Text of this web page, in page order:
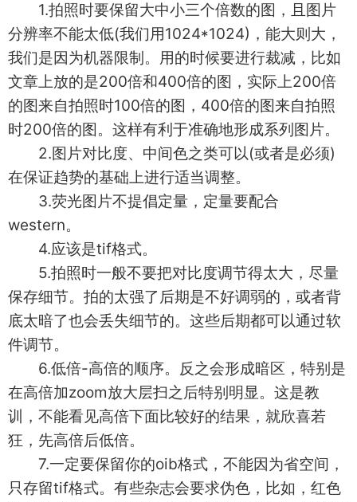
1.拍照时要保留大中小三个倍数的图，且图片
分辨率不能太低(我们用1024*1024)，能大则大，
我们是因为机器限制。用的时候要进行裁减，比如
文章上放的是200倍和400倍的图，实际上200倍
的图来自拍照时100倍的图，400倍的图来自拍照
时200倍的图。这样有利于准确地形成系列图片。
2.图片对比度、中间色之类可以(或者是必须)
在保证趋势的基础上进行适当调整。
3.荧光图片不提倡定量，定量要配合
western。
4.应该是tif格式。
5.拍照时一般不要把对比度调节得太大，尽量
保存细节。拍的太强了后期是不好调弱的，或者背
底太暗了也会丢失细节的。这些后期都可以通过软
件调节。
6.低倍-高倍的顺序。反之会形成暗区，特别是
在高倍加zoom放大层扫之后特别明显。这是教
训，不能看见高倍下面比较好的结果，就欣喜若
狂，先高倍后低倍。
7.一定要保留你的oib格式，不能因为省空间，
只存留tif格式。有些杂志会要求伪色，比如，红色